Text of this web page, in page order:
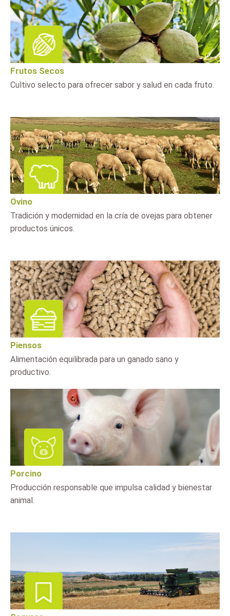
Frutos Secos
Cultivo selecto para ofrecer sabor y salud en cada fruto.
Ovino
Tradición y modernidad en la cría de ovejas para obtener
productos únicos.
Piensos
Alimentación equilibrada para un ganado sano y
productivo.
Porcino
Producción responsable que impulsa calidad y bienestar
animal.